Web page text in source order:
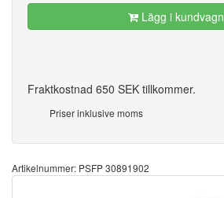
Lägg i kundvagn
Fraktkostnad 650 SEK tillkommer.
Priser inklusive moms
Artikelnummer: PSFP 30891902